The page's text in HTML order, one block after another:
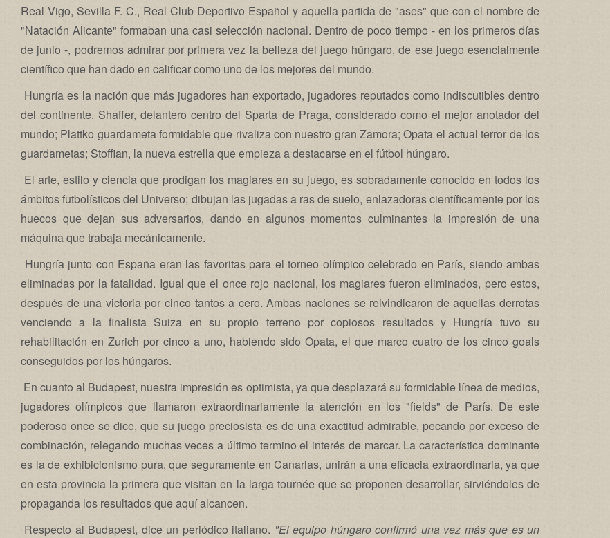
Real Vigo, Sevilla F. C., Real Club Deportivo Español y aquella partida de "ases" que con el nombre de
"Natación Alicante" formaban una casi selección nacional. Dentro de poco tiempo - en los primeros días
de junio -, podremos admirar por primera vez la belleza del juego húngaro, de ese juego esencialmente
científico que han dado en calificar como uno de los mejores del mundo.
Hungría es la nación que más jugadores han exportado, jugadores reputados como indiscutibles dentro
del continente. Shaffer, delantero centro del Sparta de Praga, considerado como el mejor anotador del
mundo; Plattko guardameta formidable que rivaliza con nuestro gran Zamora; Opata el actual terror de los
guardametas; Stoffian, la nueva estrella que empieza a destacarse en el fútbol húngaro.
El arte, estilo y ciencia que prodigan los magiares en su juego, es sobradamente conocido en todos los
ámbitos futbolísticos del Universo; dibujan las jugadas a ras de suelo, enlazadoras científicamente por los
huecos que dejan sus adversarios, dando en algunos momentos culminantes la impresión de una
máquina que trabaja mecánicamente.
Hungría junto con España eran las favoritas para el torneo olímpico celebrado en París, siendo ambas
eliminadas por la fatalidad. Igual que el once rojo nacional, los magiares fueron eliminados, pero estos,
después de una victoria por cinco tantos a cero. Ambas naciones se reivindicaron de aquellas derrotas
venciendo a la finalista Suiza en su propio terreno por copiosos resultados y Hungría tuvo su
rehabilitación en Zurich por cinco a uno, habiendo sido Opata, el que marco cuatro de los cinco goals
conseguidos por los húngaros.
En cuanto al Budapest, nuestra impresión es optimista, ya que desplazará su formidable línea de medios,
jugadores olímpicos que llamaron extraordinariamente la atención en los "fields" de París. De este
poderoso once se dice, que su juego preciosista es de una exactitud admirable, pecando por exceso de
combinación, relegando muchas veces a último termino el interés de marcar. La característica dominante
es la de exhibicionismo pura, que seguramente en Canarias, unirán a una eficacia extraordinaria, ya que
en esta provincia la primera que visitan en la larga tournée que se proponen desarrollar, sirviéndoles de
propaganda los resultados que aquí alcancen.
Respecto al Budapest, dice un periódico italiano. "El equipo húngaro confirmó una vez más que es un